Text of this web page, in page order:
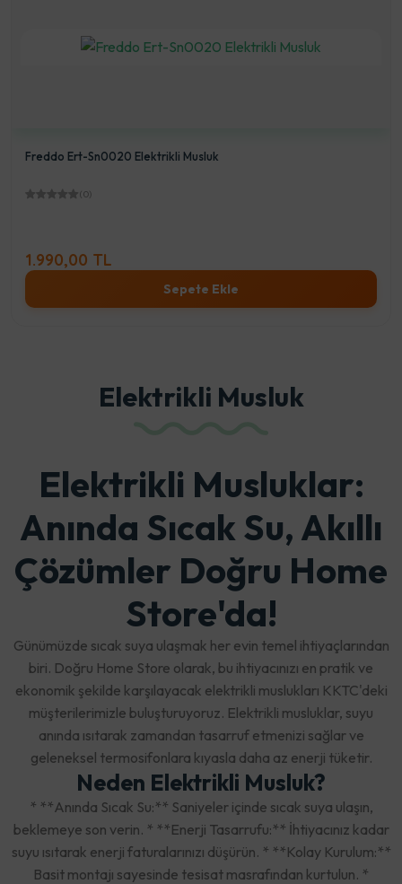
Freddo Ert-Sn0020 Elektrikli Musluk
(0)
1.990,00 TL
Sepete Ekle
Elektrikli Musluk
Elektrikli Musluklar:
Anında Sıcak Su, Akıllı
Çözümler Doğru Home
Store'da!
Günümüzde sıcak suya ulaşmak her evin temel ihtiyaçlarından
biri. Doğru Home Store olarak, bu ihtiyacınızı en pratik ve
ekonomik şekilde karşılayacak elektrikli muslukları KKTC'deki
müşterilerimizle buluşturuyoruz. Elektrikli musluklar, suyu
anında ısıtarak zamandan tasarruf etmenizi sağlar ve
geleneksel termosifonlara kıyasla daha az enerji tüketir.
Neden Elektrikli Musluk?
* **Anında Sıcak Su:** Saniyeler içinde sıcak suya ulaşın,
beklemeye son verin. * **Enerji Tasarrufu:** İhtiyacınız kadar
suyu ısıtarak enerji faturalarınızı düşürün. * **Kolay Kurulum:**
Basit montajı sayesinde tesisat masrafından kurtulun. *